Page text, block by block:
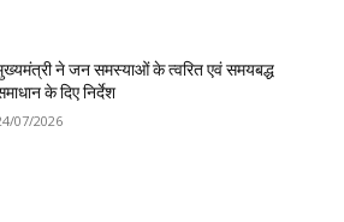
ने जन समस्याओं के त्वरित एवं समयबद्ध
के दिए निर्देश
07/2026